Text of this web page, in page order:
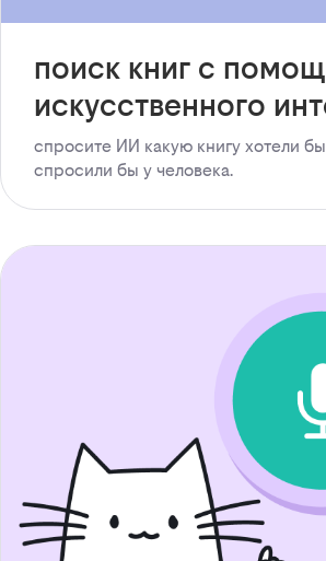
поиск книг с
искусственного
спросите ИИ какую книгу хотели бы
спросили бы у человека.